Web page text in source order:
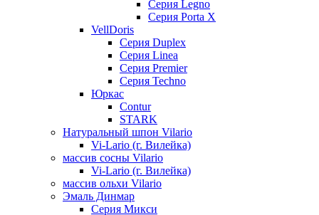
Серия Legno
Серия Porta X
VellDoris
Серия Duplex
Серия Linea
Серия Premier
Серия Techno
Юркас
Contur
STARK
Натуральный шпон Vilario
Vi-Lario (г. Вилейка)
массив сосны Vilario
Vi-Lario (г. Вилейка)
массив ольхи Vilario
Эмаль Динмар
Серия Микси